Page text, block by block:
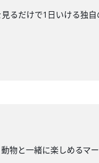
るだけで1日いける独自
物と一緒に楽しめるマ